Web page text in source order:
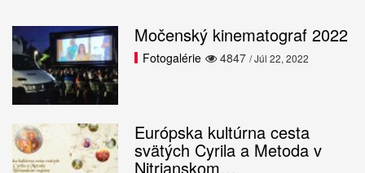
Močenský kinematograf 2022
4847
Fotogalérie / Júl 22, 2022
Európska kultúrna cesta
svätých Cyrila a Metoda v
Nitrianskom…